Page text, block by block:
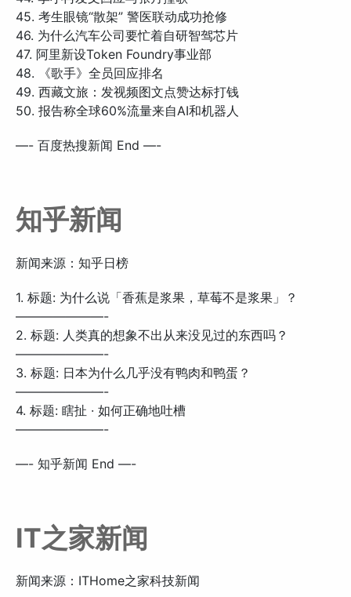
45. 考生眼镜“散架” 警医联动成功抢修
46. 为什么汽车公司要忙着自研智驾芯片
47. 阿里新设Token Foundry事业部
48. 《歌手》全员回应排名
49. 西藏文旅：发视频图文点赞达标打钱
50. 报告称全球60%流量来自AI和机器人
—- 百度热搜新闻 End —-
知乎新闻
新闻来源：知乎日榜
1. 标题: 为什么说「香蕉是浆果，草莓不是浆果」？
———————-
2. 标题: 人类真的想象不出从来没见过的东西吗？
———————-
3. 标题: 日本为什么几乎没有鸭肉和鸭蛋？
———————-
4. 标题: 瞎扯 · 如何正确地吐槽
———————-
—- 知乎新闻 End —-
IT之家新闻
新闻来源：ITHome之家科技新闻